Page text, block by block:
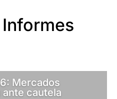
Mercados
cautela